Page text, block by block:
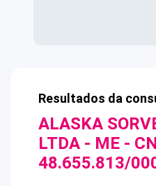
Resultados da
ALASKA
LTDA - ME -
48.655.813/